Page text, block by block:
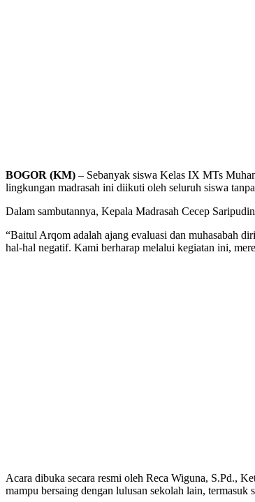
BOGOR (KM) – Sebanyak siswa Kelas IX MTs
lingkungan madrasah ini diikuti oleh seluruh siswa
Dalam sambutannya, Kepala Madrasah Cecep
“Baitul Arqom adalah ajang evaluasi dan muhasabah
hal-hal negatif. Kami berharap melalui kegiatan ini,
Acara dibuka secara resmi oleh Reca Wiguna, S.Pd.,
mampu bersaing dengan lulusan sekolah lain, termasuk